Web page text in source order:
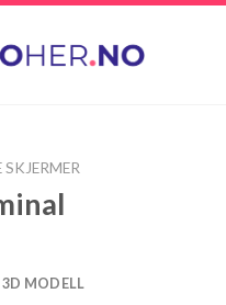
3D MODELL